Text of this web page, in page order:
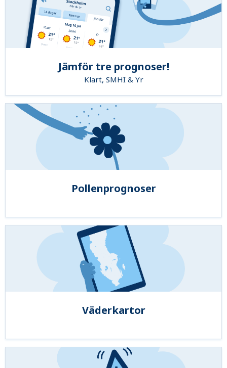
Jämför tre prognoser!
Klart, SMHI & Yr
Pollenprognoser
Väderkartor